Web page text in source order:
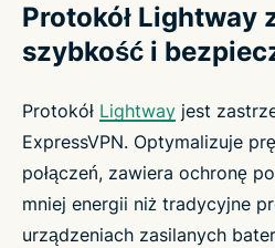
Protokół Lightway
szybkość i
Protokół Lightway jest
ExpressVPN. Optymalizuje
połączeń, zawiera ochronę
mniej energii niż tradycyjne
urządzeniach zasilanych